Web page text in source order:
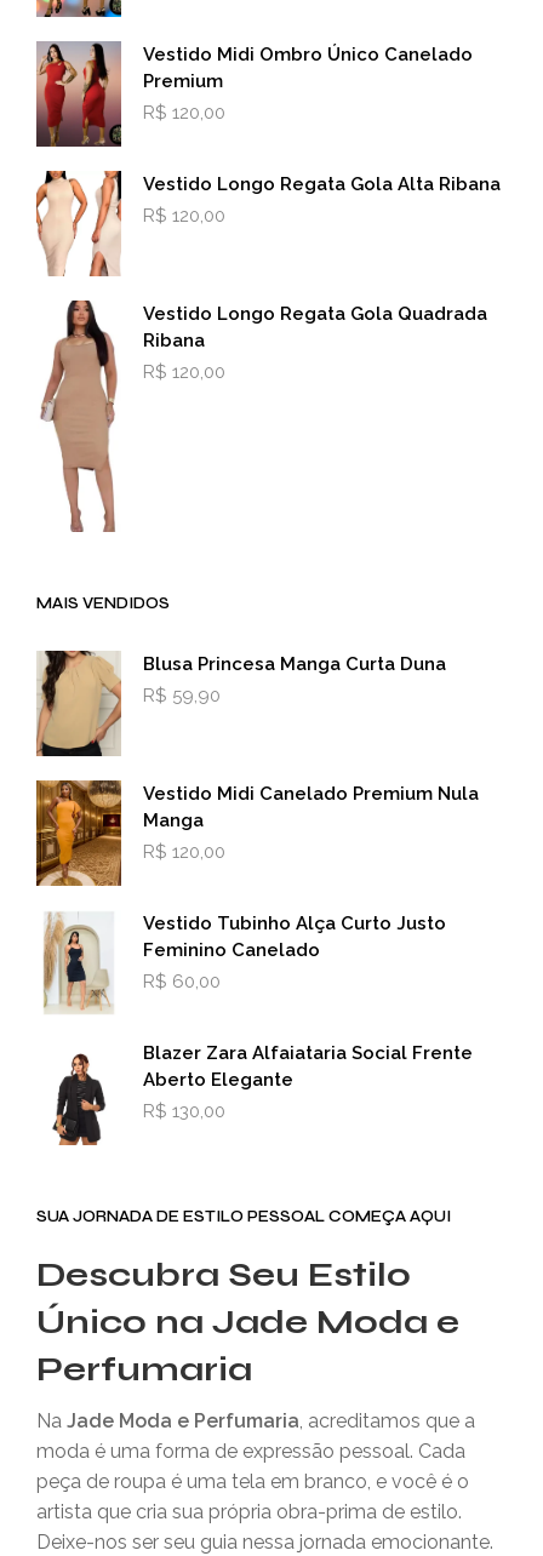
Vestido Midi Ombro Único Canelado
Premium
R$ 120,00
Vestido Longo Regata Gola Alta Ribana
R$ 120,00
Vestido Longo Regata Gola Quadrada
Ribana
R$ 120,00
MAIS VENDIDOS
Blusa Princesa Manga Curta Duna
R$ 59,90
Vestido Midi Canelado Premium Nula
Manga
R$ 120,00
Vestido Tubinho Alça Curto Justo
Feminino Canelado
R$ 60,00
Blazer Zara Alfaiataria Social Frente
Aberto Elegante
R$ 130,00
SUA JORNADA DE ESTILO PESSOAL COMEÇA AQUI
Descubra Seu Estilo
Único na Jade Moda e
Perfumaria
Na Jade Moda e Perfumaria, acreditamos que a
moda é uma forma de expressão pessoal. Cada
peça de roupa é uma tela em branco, e você é o
artista que cria sua própria obra-prima de estilo.
Deixe-nos ser seu guia nessa jornada emocionante.